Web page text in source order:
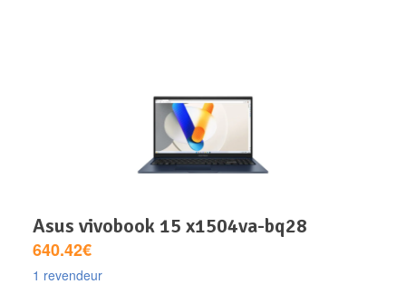
asus vivobook 15 x1504va-bq28
640.42€
1 revendeur